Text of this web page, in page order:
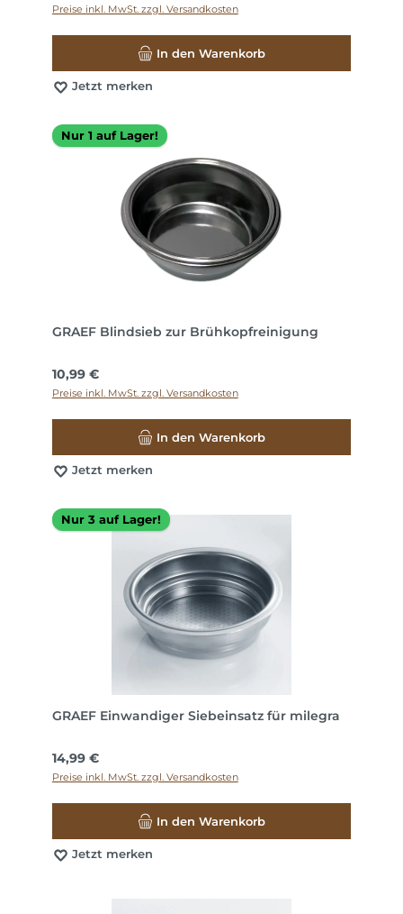
Preise inkl. MwSt. zzgl. Versandkosten
In den Warenkorb
Jetzt merken
Nur 1 auf Lager!
GRAEF Blindsieb zur Brühkopfreinigung
Regulärer Preis:
10,99 €
Preise inkl. MwSt. zzgl. Versandkosten
In den Warenkorb
Jetzt merken
Nur 3 auf Lager!
GRAEF Einwandiger Siebeinsatz für milegra
Regulärer Preis:
14,99 €
Preise inkl. MwSt. zzgl. Versandkosten
In den Warenkorb
Jetzt merken